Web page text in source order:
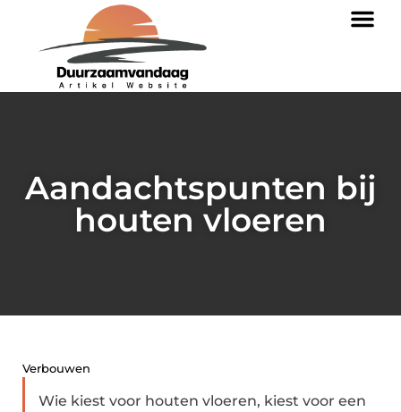
Aandachtspunten bij
houten vloeren
Verbouwen
Wie kiest voor houten vloeren, kiest voor een